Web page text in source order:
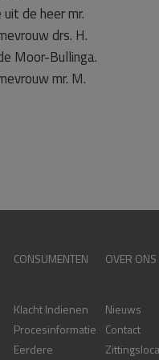
de heer mr.
drs. H.
Moor-Bullinga.
mr. M.
CONSUMENTEN
Klacht Indienen
Procesinformatie
Eerdere
OVER ONS
Nieuws
Contact